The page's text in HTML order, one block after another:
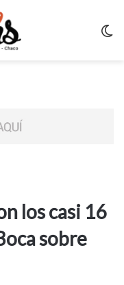
los casi 16
sobre